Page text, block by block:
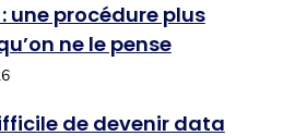
une procédure plus
ne le pense
de devenir data